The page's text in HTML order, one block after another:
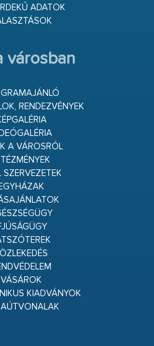
ADATOK
városban
RENDEZVÉNYEK
A VÁROSRÓL
SZERVEZETEK
VÁSÁROK
KIADVÁNYOK